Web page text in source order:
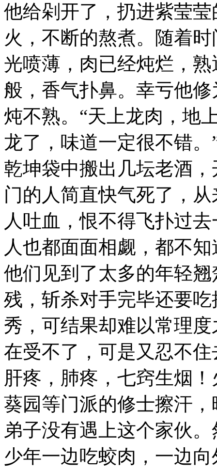
他给剁开了，扔进紫莹
火，不断的熬煮。随着
光喷薄，肉已经炖烂，
般，香气扑鼻。幸亏他
炖不熟。“天上龙肉，地
龙了，味道一定很不错
乾坤袋中搬出几坛老酒
门的人简直快气死了，
人吐血，恨不得飞扑过
人也都面面相觑，都不
他们见到了太多的年轻
残，斩杀对手完毕还要
秀，可结果却难以常理
在受不了，可是又忍不
肝疼，肺疼，七窍生烟
葵园等门派的修士擦汗
弟子没有遇上这个家伙
少年一边吃蛟肉，一边